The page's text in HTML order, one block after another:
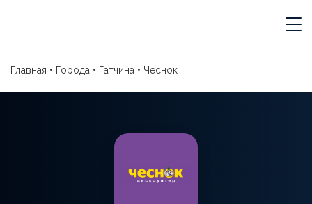
Главная • Города • Гатчина • Чеснок